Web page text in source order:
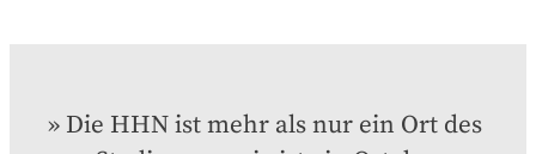
Die HHN ist mehr als nur ein Ort des